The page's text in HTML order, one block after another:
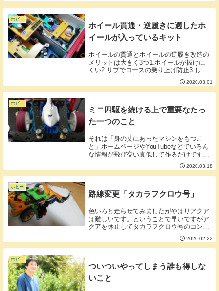
た。ギミックはイレギュラーを起こしてイ
レギュラーを防いでいるのでは？そんな疑
ホビー
ホイール貫通・逆履きに適したホ
イールが入っているキット
ホイールの貫通とホイールの逆履き改造の
メリットは大きく3つ1.ホイールが抜けに
くい2.リブでコースの乗り上げ防止3.しっ
かり刺さって駆動ロスが少ない？デメリッ
トも大きく3つ1.改造なが面倒くさい2.あま
りかっこよくない3.60ミリシャフトが...
2020.03.01
ホビー
ミニ四駆を続ける上で重要なたっ
た一つのこと
それは「身の丈にあったマシンをもつこ
と」ホームページやYouTubeなどでいろん
な情報が飛び交い真似して作るだけですご
いマシンが作れる現在ですがせっかくすご
いマシンを作ってもマシントラブルがあっ
たりマシンの維持が大変だったりすると途
2020.03.18
ホビー
路線変更「タカラフクロウ号」
色いろと走らせてみましたがやはりアクア
は難しいです。ということで早いですがア
クアを休止してタカラフクロウ号のコンセ
プトを変えていこうと思います。■タカラ
フクロウ号の新コンセプト・逆さフレキ・
乗せてもライトダッシュまで・ノンマスノ
2020.02.22
ホビー
ついついやってしまう誰も得しな
いこと